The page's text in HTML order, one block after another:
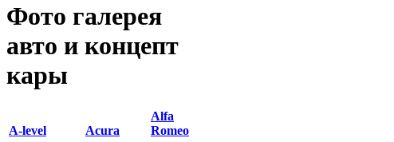
Фото галерея
авто и концепт
кары
A-level Acura
Alfa
Romeo